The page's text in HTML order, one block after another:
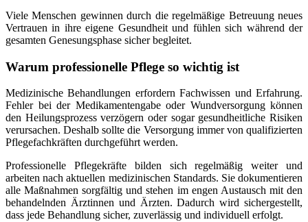
Viele Menschen gewinnen durch die regelmäßige Betreuung neues
Vertrauen in ihre eigene Gesundheit und fühlen sich während der
gesamten Genesungsphase sicher begleitet.
Warum professionelle Pflege so wichtig ist
Medizinische Behandlungen erfordern Fachwissen und Erfahrung.
Fehler bei der Medikamentengabe oder Wundversorgung können
den Heilungsprozess verzögern oder sogar gesundheitliche Risiken
verursachen. Deshalb sollte die Versorgung immer von qualifizierten
Pflegefachkräften durchgeführt werden.
Professionelle Pflegekräfte bilden sich regelmäßig weiter und
arbeiten nach aktuellen medizinischen Standards. Sie dokumentieren
alle Maßnahmen sorgfältig und stehen im engen Austausch mit den
behandelnden Ärztinnen und Ärzten. Dadurch wird sichergestellt,
dass jede Behandlung sicher, zuverlässig und individuell erfolgt.